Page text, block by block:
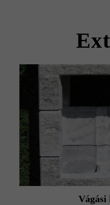
Vágási